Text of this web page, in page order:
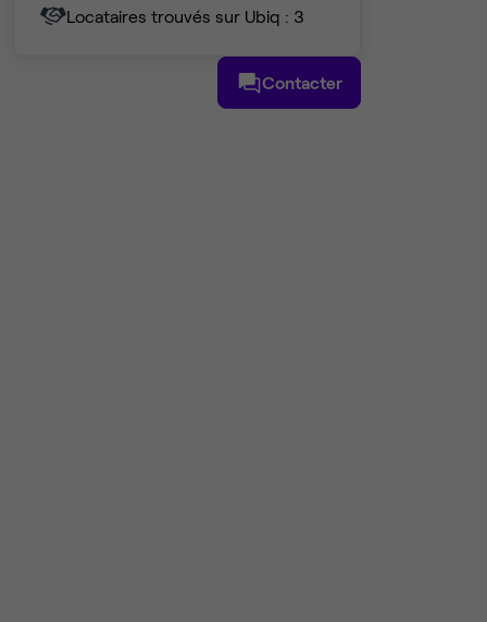
Locataires trouvés sur Ubiq : 3
Contacter